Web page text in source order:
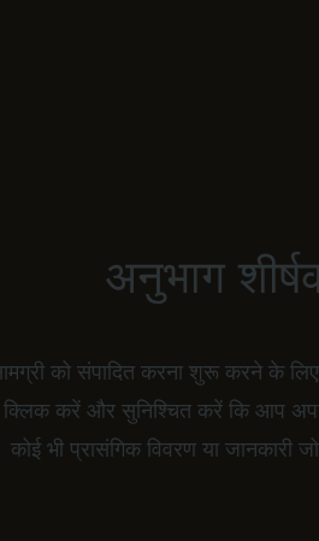
अनुभाग
को संपादित करना शुरू करने के
क्लिक करें और सुनिश्चित करें कि आप
कोई भी प्रासंगिक विवरण या जानकारी